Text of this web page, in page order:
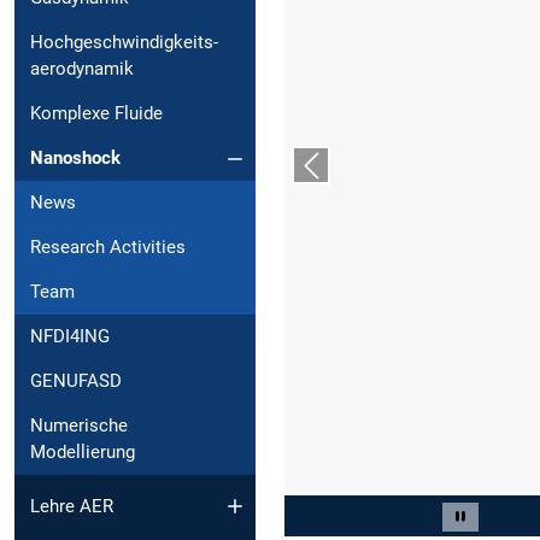
Hochgeschwindigkeits-
aerodynamik
Komplexe Fluide
Nanoshock
News
Research Activities
Team
NFDI4ING
GENUFASD
Numerische
Modellierung
Lehre AER
Carousel
Vorheriger Slide